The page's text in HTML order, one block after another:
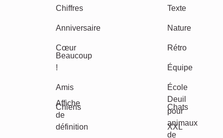
Autres idées, exemples: